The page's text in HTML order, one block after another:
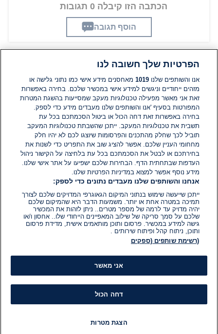
הכתבה הזו קיבלה 0 תגובות
הוסף תגובה
תגובות
אין עדיין תגובות. היה הראשון להגיב
הוסף תגובה
הפרטיות שלך חשובה לנו
אנו והשותפים שלנו1019 מאחסנים מידע אישי כמו נתוני גלישה או
מזהים ייחודיים וניגשים למידע אישי במכשיר שלכם. בחירה באפשרות
זאת אני מאשר מפעילה טכנולוגיות מעקב שמסייעות בהשגת המטרות
המפורטות בסעיף 'אנו והשותפים שלנו מעבדים מידע כדי לספק.
בחירה באפשרות זאת דחה הכול או ביטול הסכמתכם בכל עת
תשבית את טכנולוגיות המעקב. ייתכן שהשבתת טכנולוגיות המעקב
תוביל לכך שחלק מהתכנים והפרסומות שיוצגו לכם לא יהיו חלק
מחחומי העניין שלכם. אפשר להציג שוב את התפריט כדי לשנות את
בחירתכם או לבטל את הסכמתכם בכל עת בלחיצה על הקישור ניהול
העדפות שבתחתית הדף. הבחירות שלכם ישפיעו על אתר אישי שלנו.
מידע נוסף אפשר למצוא במדיניות הפרטיות שלנו.
אנחנו והשותפים שלנו מעבדים נתונים כדי לספק:
ייתכן שייעשה שימוש בנתוני המיקום הגאוגרפי המדויקים שלכם לצורך
תמיכה במטרה אחת או יותר. משמעות הדבר היא שהמיקום שלכם
יהיה מדויק עד לרמה של מספר מטרים.. ניתן לזהות את המכשיר
שלכם על סמך סריקה של שילוב המאפיינים הייחודי שלו.. אחסון ו/או
גישה למידע במכשיר. פרסום ותוכן מותאמים אישית, מדידת פרסום
ותוכן, ניתוח קהל ופיתוח שירותים .
(רשימת שותפים (ספקים
אני מאשר
דחה הכול
הצגת מטרות